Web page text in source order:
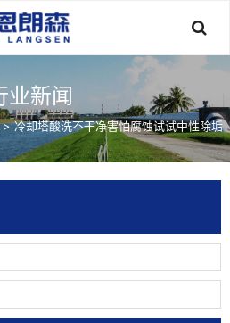
业新闻
>冷却塔酸洗不干净害怕腐蚀试试中性除垢